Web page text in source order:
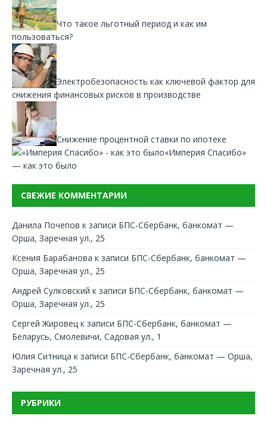
Что такое льготный период и как им
пользоваться?
Электробезопасность как ключевой фактор для
снижения финансовых рисков в производстве
Снижение процентной ставки по ипотеке
«Империя Спасибо»
— как это было
СВЕЖИЕ КОММЕНТАРИИ
Данила Почепов к записи БПС-Сбербанк, банкомат —
Орша, Заречная ул., 25
Ксения Барабанова к записи БПС-Сбербанк, банкомат —
Орша, Заречная ул., 25
Андрей Сулковский к записи БПС-Сбербанк, банкомат —
Орша, Заречная ул., 25
Сергей Жировец к записи БПС-Сбербанк, банкомат —
Беларусь, Смолевичи, Садовая ул., 1
Юлия Ситница к записи БПС-Сбербанк, банкомат — Орша,
Заречная ул., 25
РУБРИКИ